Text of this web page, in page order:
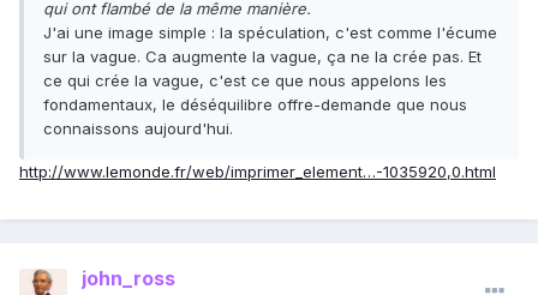
qui ont flambé de la même manière.
J'ai une image simple : la spéculation, c'est comme l'écume
sur la vague. Ca augmente la vague, ça ne la crée pas. Et
ce qui crée la vague, c'est ce que nous appelons les
fondamentaux, le déséquilibre offre-demande que nous
connaissons aujourd'hui.
http://www.lemonde.fr/web/imprimer_element…-1035920,0.html
john_ross